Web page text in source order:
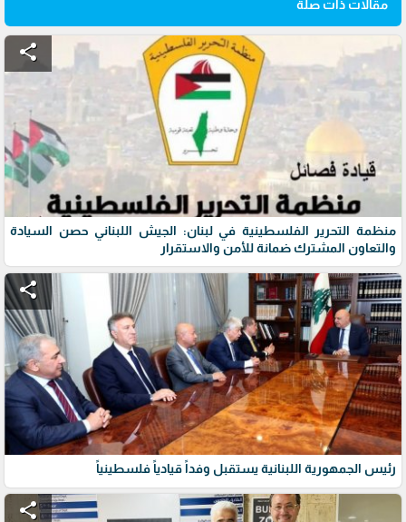
مقالات ذات صلة
share
منظمة التحرير الفلسطينية في لبنان: الجيش اللبناني حصن السيادة
والتعاون المشترك ضمانة للأمن والاستقرار
share
رئيس الجمهورية اللبنانية يستقبل وفداً قيادياً فلسطينياً
share